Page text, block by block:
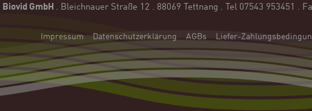
Biovid GmbH Bleichnauer Straße 12 . 88069 Tettnang Tel 07543 953451 .
Impressum Datenschutzerklärung AGBs Liefer-